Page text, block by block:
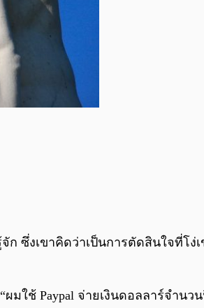
ซึ่งเขาคิดว่าเป็นการตัดสินใจที่โ
มใช้ Paypal จ่ายเงินดอลลาร์จำน